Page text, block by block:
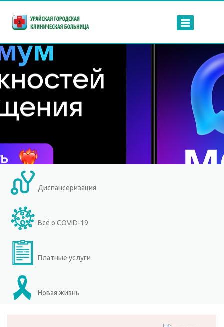
Диспансеризация
Всё о COVID-19
Платные услуги
Новая жизнь